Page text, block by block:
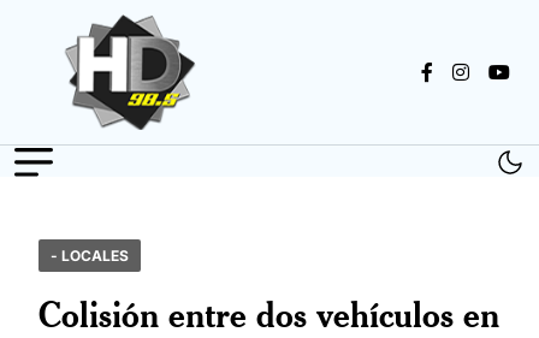
- LOCALES
Colisión entre dos vehículos en